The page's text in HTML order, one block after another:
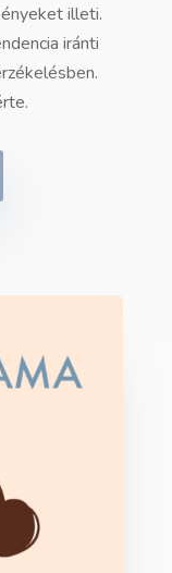
illeti.
iránti